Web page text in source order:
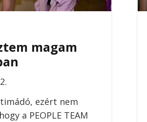
magam
ezért nem
a PEOPLE TEAM